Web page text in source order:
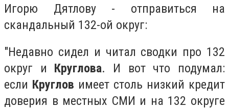
Игорю Дятлову - отправиться на
скандальный 132-ой округ:
"Недавно сидел и читал сводки про 132
округ и Круглова. И вот что подумал:
если Круглов имеет столь низкий кредит
доверия в местных СМИ и на 132 округе